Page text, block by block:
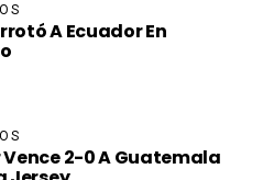
A Ecuador En
2-0 A Guatemala